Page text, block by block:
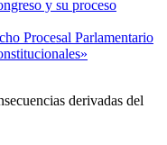
y su proceso
Procesal Parlamentario
derivadas del